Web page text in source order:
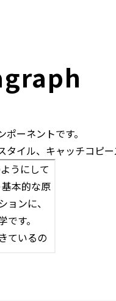
ーネントです。
イル、キャッチコピー